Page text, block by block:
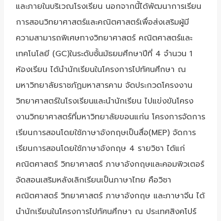
และภายในบริเวณโรงเรียน นอกจากนี้ได้พัฒนาการเรียน
การสอนวิทยาศาสตร์และคณิตศาสตร์เพื่อส่งเสริมผู้มี
ความสามารถพิเศษทางวิทยาศาสตร์ คณิตศาสตร์และ
เทคโนโลยี (GC)ในระดับชั้นมัธยมศึกษาปีที่ 4 จำนวน 1
ห้องเรียน ได้นำนักเรียนในโครงการไปทัศนศึกษา ณ
มหาวิทยาลัยราชภัฏมหาสารคาม จัดประกวดโครงงาน
วิทยาศาสตร์ในโรงเรียนและนำนักเรียน ไปแข่งขันโครง
งานวิทยาศาสตร์ที่มหาวิทยาลัยขอนแก่น โครงการจัดการ
เรียนการสอนโดยใช้ภาษาอังกฤษเป็นสื่อ(MEP) จัดการ
เรียนการสอนโดยใช้ภาษาอังกฤษ 4 รายวิชา ได้แก่
คณิตศาสตร์ วิทยาศาสตร์ ภาษาอังกฤษและคอมพิวเตอร์
จัดสอนเสริมหลังเลิกเรียนเป็นภาษาไทย คือวิชา
คณิตศาสตร์ วิทยาศาสตร์ ภาษาอังกฤษ และภาษาจีน ได้
นำนักเรียนในโครงการไปทัศนศึกษา ณ ประเทศสิงคโปร์